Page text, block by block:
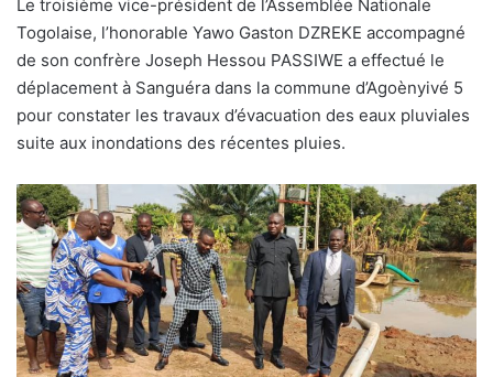
Le troisième vice-président de l’Assemblée Nationale
Togolaise, l’honorable Yawo Gaston DZREKE accompagné
de son confrère Joseph Hessou PASSIWE a effectué le
déplacement à Sanguéra dans la commune d’Agoènyivé 5
pour constater les travaux d’évacuation des eaux pluviales
suite aux inondations des récentes pluies.